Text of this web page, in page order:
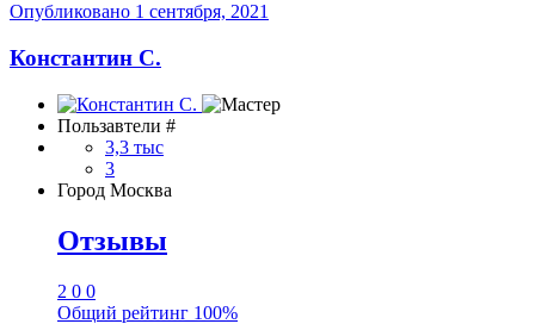
Опубликовано 1 сентября, 2021
Константин С.
Пользавтели #
3,3 тыс
3
Город Москва
Отзывы
2 0 0
Общий рейтинг 100%